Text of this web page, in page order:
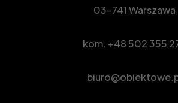
03-741 Warszawa
kom. +48 502 355